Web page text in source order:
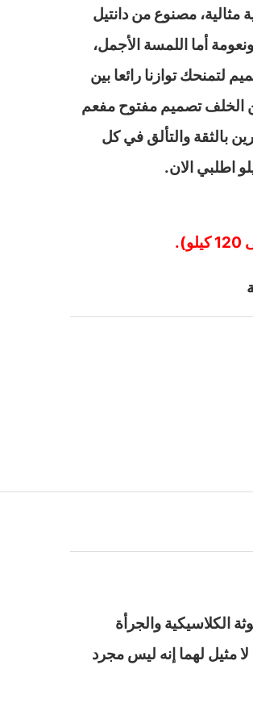
مثالية، مصنوع من دانتيل
أما اللمسة الأجمل،
لتمنحك توازنا رائعا بين
الخلف تصميم مفتوح مفعم
بالثقة والتألق في كل
الكلاسيكية والجرأة
مثيل لهما إنه ليس مجرد